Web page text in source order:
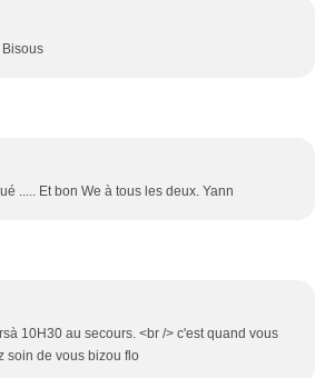
..... Et bon We à tous les deux. Yann
10H30 au secours. <br /> c'est quand vous
soin de vous bizou flo